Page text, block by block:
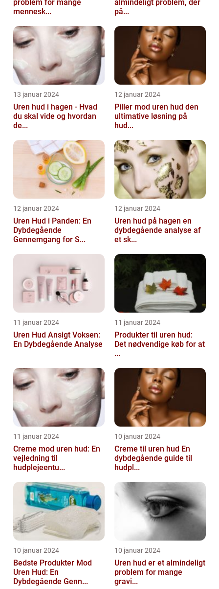
problem for mange
mennesk...
almindeligt problem, der
på...
13 januar 2024
Uren hud i hagen - Hvad
du skal vide og hvordan
de...
12 januar 2024
Piller mod uren hud den
ultimative løsning på
hud...
12 januar 2024
Uren Hud i Panden: En
Dybdegående
Gennemgang for S...
12 januar 2024
Uren hud på hagen en
dybdegående analyse af
et sk...
11 januar 2024
Uren Hud Ansigt Voksen:
En Dybdegående Analyse
11 januar 2024
Produkter til uren hud:
Det nødvendige køb for at
...
11 januar 2024
Creme mod uren hud: En
vejledning til
hudplejeentu...
10 januar 2024
Creme til uren hud En
dybdegående guide til
hudpl...
10 januar 2024
Bedste Produkter Mod
Uren Hud: En
Dybdegående Genn...
10 januar 2024
Uren hud er et almindeligt
problem for mange
gravi...